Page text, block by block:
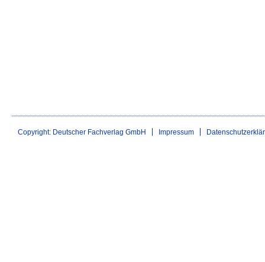
Copyright: Deutscher Fachverlag GmbH Impressum